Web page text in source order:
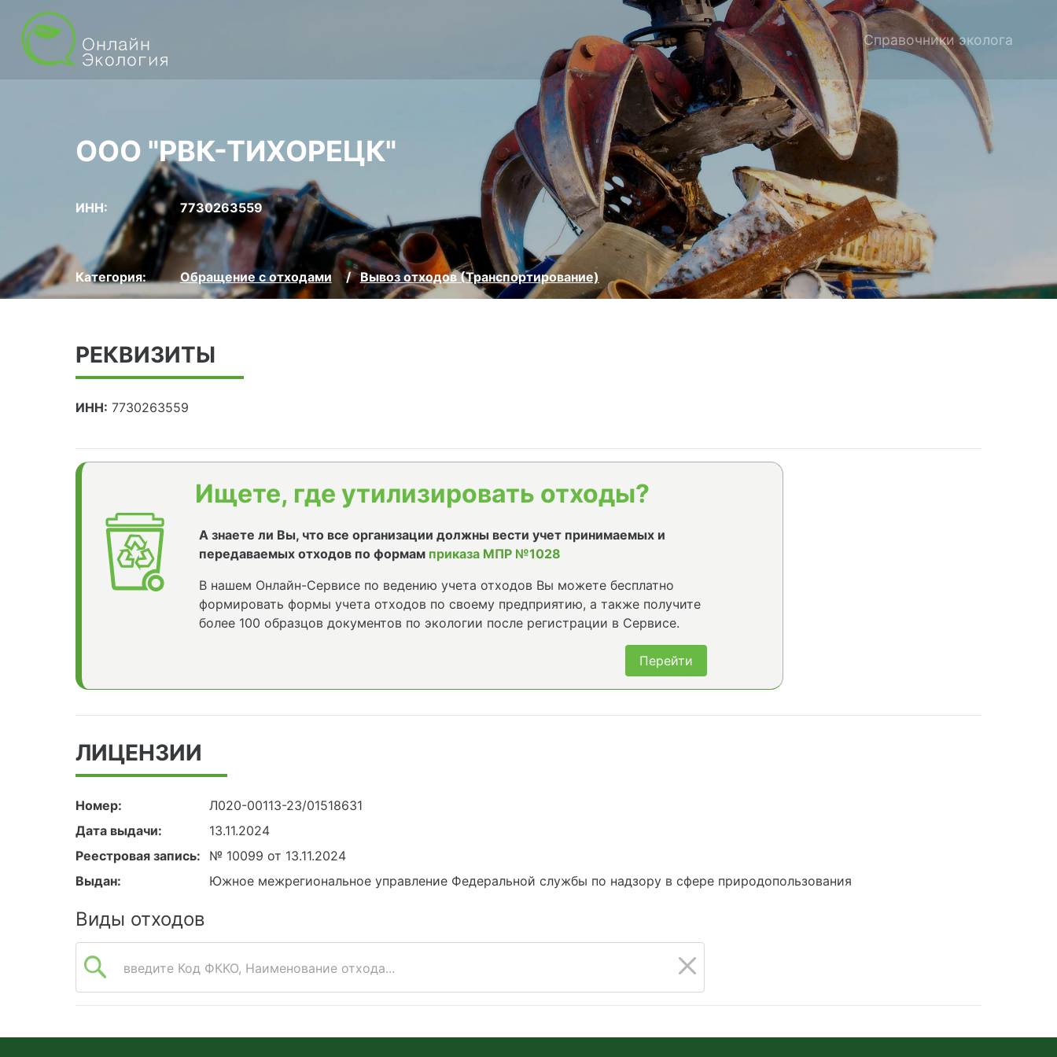
Справочники эколога
ООО "РВК-ТИХОРЕЦК"
ИНН: 7730263559
Категория: Обращение с отходами Вывоз отходов (Транспортирование)
РЕКВИЗИТЫ
ИНН: 7730263559
Ищете, где утилизировать отходы?
А знаете ли Вы, что все организации должны вести учет принимаемых и
передаваемых отходов по формам приказа МПР №1028
В нашем Онлайн-Сервисе по ведению учета отходов Вы можете бесплатно
формировать формы учета отходов по своему предприятию, а также получите
более 100 образцов документов по экологии после регистрации в Сервисе.
Перейти
ЛИЦЕНЗИИ
Номер:
Л020-00113-23/01518631
Дата выдачи:
13.11.2024
Реестровая запись:
№ 10099 от 13.11.2024
Выдан:
Южное межрегиональное управление Федеральной службы по надзору в сфере природопользования
Виды отходов
введите Код ФККО, Наименование отхода...